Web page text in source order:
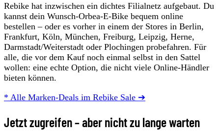
Rebike hat inzwischen ein dichtes Filialnetz aufgebaut. Du
kannst dein Wunsch-Orbea-E-Bike bequem online
bestellen – oder es vorher in einem der Stores in Berlin,
Frankfurt, Köln, München, Freiburg, Leipzig, Herne,
Darmstadt/Weiterstadt oder Plochingen probefahren. Für
alle, die vor dem Kauf noch einmal selbst in den Sattel
wollen: eine echte Option, die nicht viele Online-Händler
bieten können.
* Alle Marken-Deals im Rebike Sale ➔
Jetzt zugreifen – aber nicht zu lange warten